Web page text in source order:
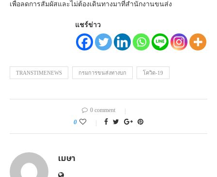
เพื่อลดการสัมผัสและไม่ต้องเดินทางมาที่สำนักงานขนส่ง
แชร์ข่าว
TRANSTIMENEWS กรมการขนส่งทางบก โควิด-19
0 comment
0
เมษา